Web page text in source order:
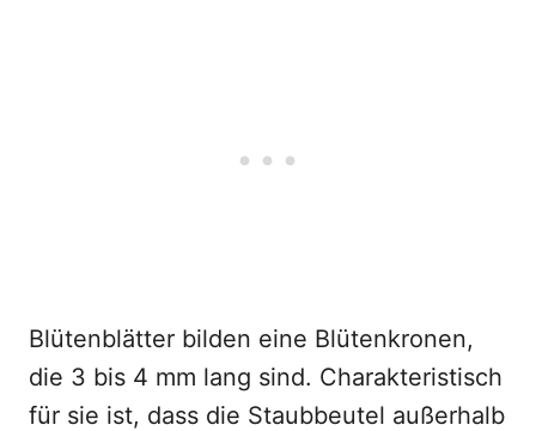
Blütenblätter bilden eine Blütenkronen,
die 3 bis 4 mm lang sind. Charakteristisch
für sie ist, dass die Staubbeutel außerhalb